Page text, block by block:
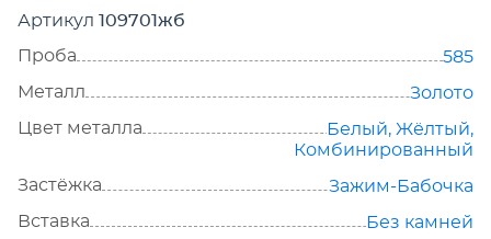
Артикул 109701жб
Проба
585
Металл
Золото
Цвет металла
Белый, Жёлтый,
Комбинированный
Застёжка
Зажим-Бабочка
Вставка
Без камней